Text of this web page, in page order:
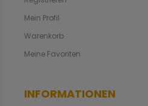
Mein Profil
Warenkorb
Meine Favoriten
INFORMATIONEN